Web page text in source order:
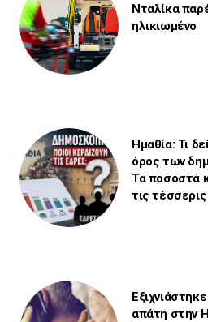
Νταλίκα
ηλικιωμένο
Ημαθία: Τι
όρος των
Τα ποσοστά
τις
απάτη στην